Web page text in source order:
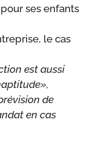
ses enfants
le cas
est aussi
de
en cas